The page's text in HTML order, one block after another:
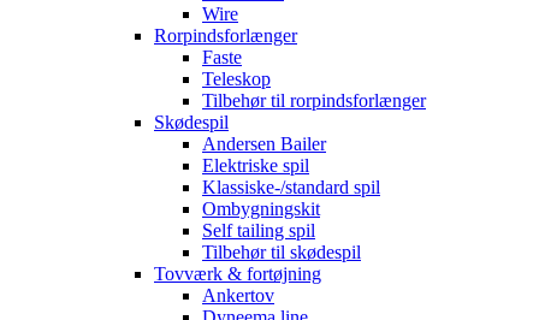
Wire
Rorpindsforlænger
Faste
Teleskop
Tilbehør til rorpindsforlænger
Skødespil
Andersen Bailer
Elektriske spil
Klassiske-/standard spil
Ombygningskit
Self tailing spil
Tilbehør til skødespil
Tovværk & fortøjning
Ankertov